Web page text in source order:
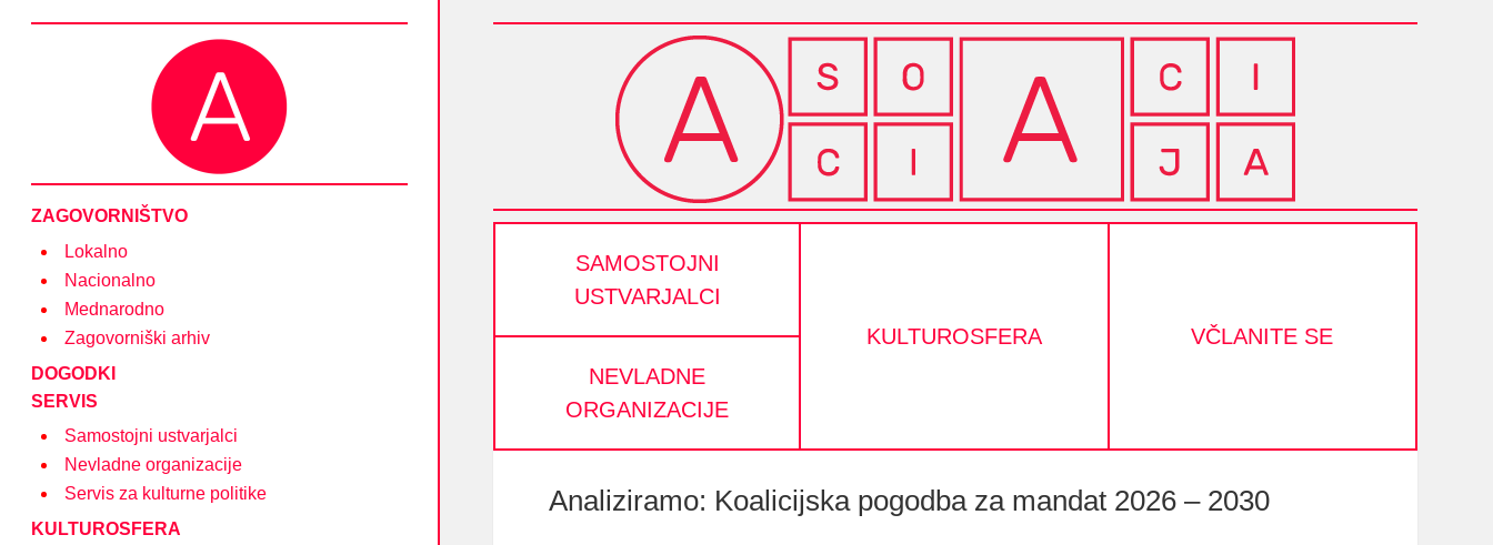
Društvo Asociacija – društvo nevladnih organizacij
in posameznikov na področju kulture
ZAGOVORNIŠTVO
Lokalno
Nacionalno
Mednarodno
Zagovorniški arhiv
DOGODKI
SERVIS
Samostojni ustvarjalci
Nevladne organizacije
Servis za kulturne politike
KULTUROSFERA
SAMOSTOJNI
USTVARJALCI
NEVLADNE
ORGANIZACIJE
KULTUROSFERA VČLANITE SE
Analiziramo: Koalicijska pogodba za mandat 2026 – 2030